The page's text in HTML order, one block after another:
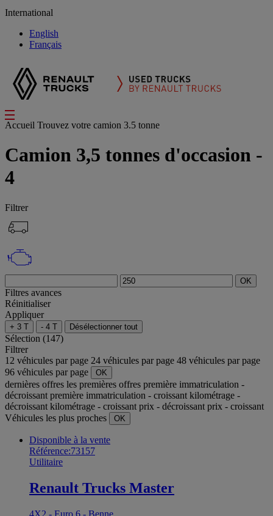
International
English
Français
Accueil Trouvez votre camion 3.5 tonne
Camion 3,5 tonnes d'occasion -
4
Filtrer
OK
Filtres avances
Réinitialiser
Appliquer
+ 3 T - 4 T Désélectionner tout
Sélection (147)
Filtrer
12 véhicules par page 24 véhicules par page 48 véhicules par page
96 véhicules par page
OK
dernières offres les premières offres première immatriculation -
décroissant première immatriculation - croissant kilométrage -
décroissant kilométrage - croissant prix - décroissant prix - croissant
Véhicules les plus proches
OK
Disponible à la vente
Référence:73157
Utilitaire
Renault Trucks Master
4X2 - Euro 6 - Benne